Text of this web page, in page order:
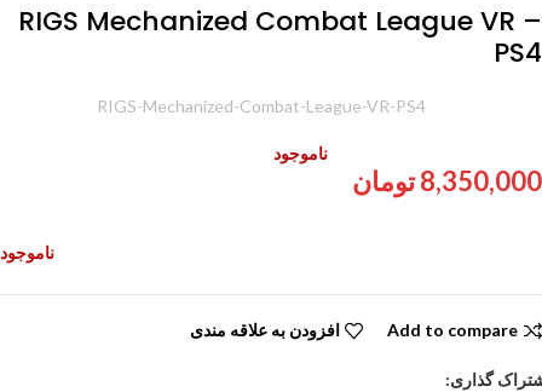
RIGS Mechanized Combat League VR –
PS4
RIGS-Mechanized-Combat-League-VR-PS4
8,350,000تومان
ناموجود
ناموجود
Add to compare افزودن به علاقه مندی
گذاری: